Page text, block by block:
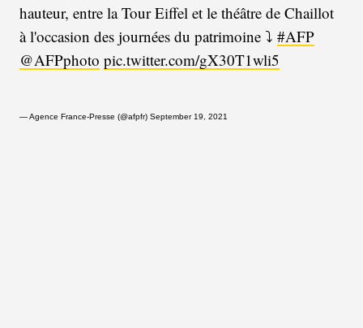
hauteur, entre la Tour Eiffel et le théâtre de Chaillot
à l'occasion des journées du patrimoine ⤵️ #AFP
@AFPphoto pic.twitter.com/gX30T1wli5
— Agence France-Presse (@afpfr) September 19, 2021